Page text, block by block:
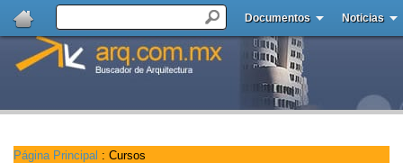
Documentos Noticias
Página Principal : Cursos